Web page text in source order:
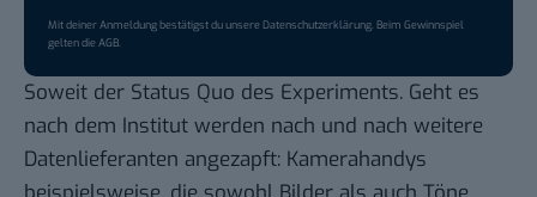
Mit deiner Anmeldung bestätigst du unsereDatenschutzerklärung. Beim Gewinnspiel
gelten dieAGB.
Soweit der Status Quo des Experiments. Geht es
nach dem Institut werden nach und nach weitere
Datenlieferanten angezapft: Kamerahandys